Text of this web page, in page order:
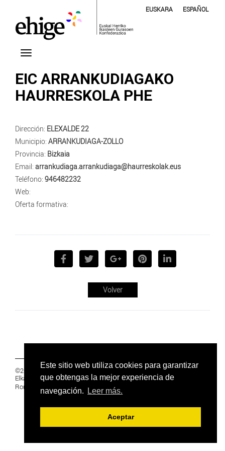
Este sitio web utiliza cookies para garantizar
que obtengas la mejor experiencia de
navegación.
Leer más.
Aceptar
EUSKARA ESPAÑOL
EIC ARRANKUDIAGAKO
HAURRESKOLA PHE
Dirección: ELEXALDE 22
Municipio: ARRANKUDIAGA-ZOLLO
Provincia: Bizkaia
Email: arrankudiaga.arrankudiaga@haurreskolak.eus
Teléfono: 946482232
Web:
Oferta formativa:
Volver
©2019 Euskal Herriko Ikasleen Gurasoen
Elkartea -PRIVACIDAD
Ronda 27, 1 Ezk, 48005 Bilbao, Bizkaia